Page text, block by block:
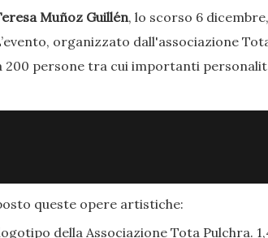
Muñoz Guillén, lo scorso 6
organizzato dall'associazione
200 persone tra cui importanti
queste opere artistiche:
della Associazione Tota Pulchra.